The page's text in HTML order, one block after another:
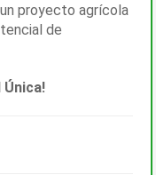
proyecto agrícola
de
Única!